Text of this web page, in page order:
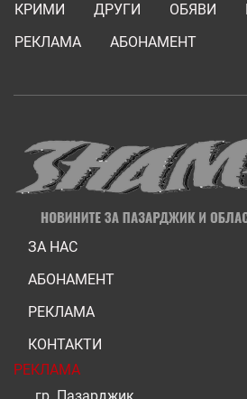
КРИМИ
ДРУГИ ОБЯВИ
РЕКЛАМА
АБОНАМЕНТ
ЗА НАС
АБОНАМЕНТ
РЕКЛАМА
КОНТАКТИ
РЕКЛАМА